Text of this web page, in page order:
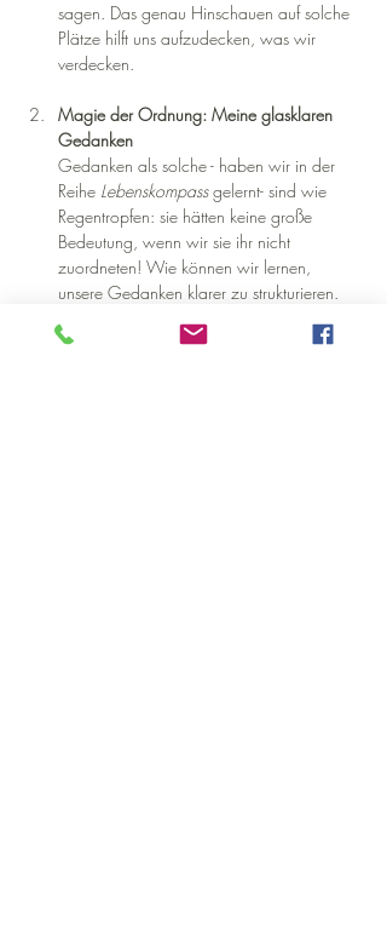
sagen. Das genau Hinschauen auf solche
Plätze hilft uns aufzudecken, was wir
verdecken.
Magie der Ordnung: Meine glasklaren
Gedanken
Gedanken als solche - haben wir in der
Reihe Lebenskompass gelernt- sind wie
Regentropfen: sie hätten keine große
Bedeutung, wenn wir sie ihr nicht
zuordneten! Wie können wir lernen,
unsere Gedanken klarer zu strukturieren.
Feindbilder aufzulösen? Ängste
freizusetzen? Möglichkeiten schaffen?